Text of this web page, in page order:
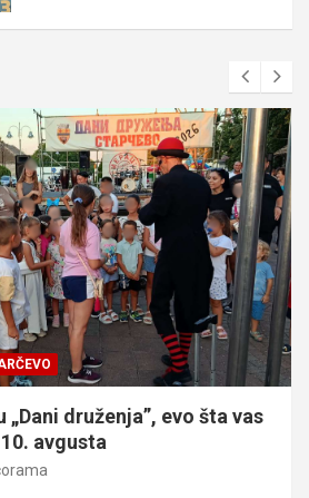
„Dani druženja”, evo šta vas
avgusta